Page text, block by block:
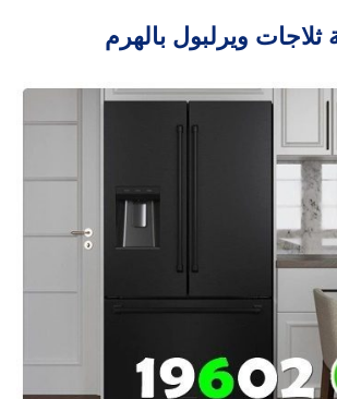
ثلاجات ويرلبول بالهرم